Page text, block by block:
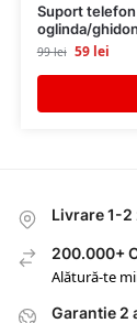
Suport
oglinda/ghidon
99lei 59 lei
Livrare 1-2
200.000+
Alătură-te
Garantie 2